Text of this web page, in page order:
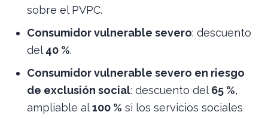
sobre el PVPC.
Consumidor vulnerable severo: descuento
del40 %.
Consumidor vulnerable severo en riesgo
de exclusión social: descuento del65 %,
ampliable al100 % si los servicios sociales